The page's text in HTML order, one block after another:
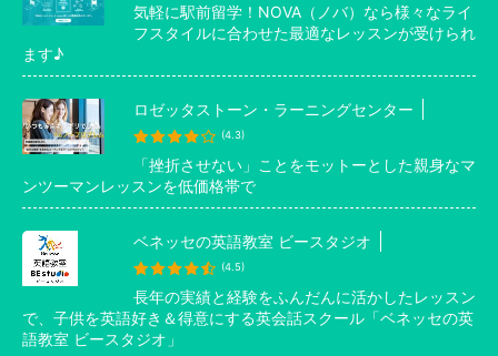
気軽に駅前留学！NOVA（ノバ）なら様々なライ
フスタイルに合わせた最適なレッスンが受けられ
ます♪
ロゼッタストーン・ラーニングセンター
(4.3)
「挫折させない」ことをモットーとした親身なマ
ンツーマンレッスンを低価格帯で
ベネッセの英語教室 ビースタジオ
(4.5)
長年の実績と経験をふんだんに活かしたレッスン
で、子供を英語好き＆得意にする英会話スクール「ベネッセの英
語教室 ビースタジオ」